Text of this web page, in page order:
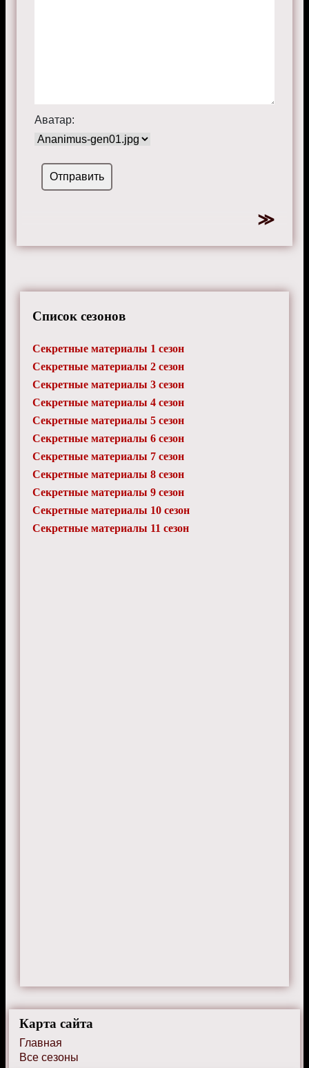
Аватар:
Список сезонов
Секретные материалы 1 сезон
Секретные материалы 2 сезон
Секретные материалы 3 сезон
Секретные материалы 4 сезон
Секретные материалы 5 сезон
Секретные материалы 6 сезон
Секретные материалы 7 сезон
Секретные материалы 8 сезон
Секретные материалы 9 сезон
Секретные материалы 10 сезон
Секретные материалы 11 сезон
Карта сайта
Главная
Все сезоны